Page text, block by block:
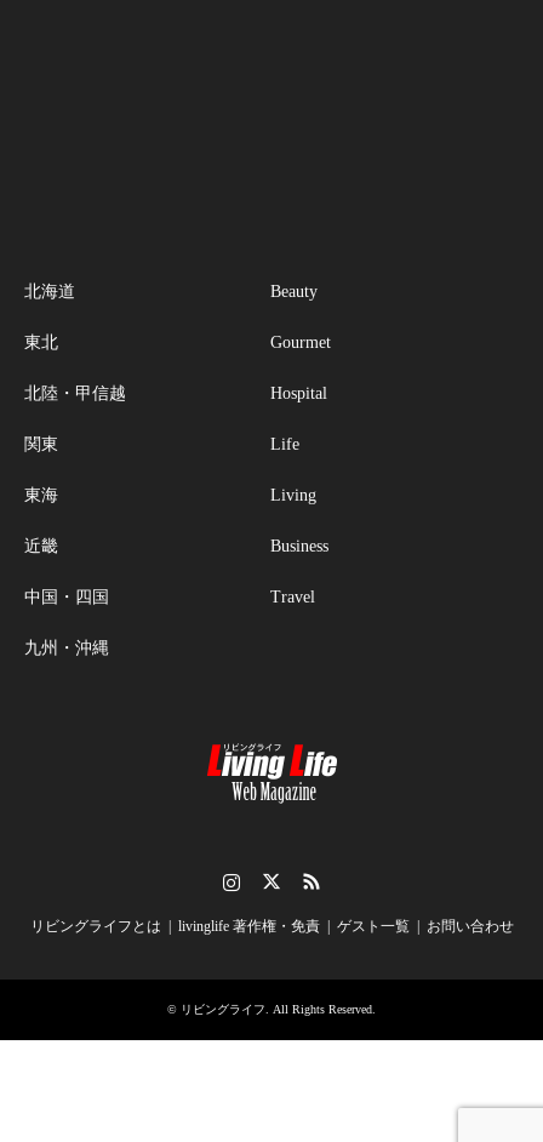
北海道
東北
北陸・甲信越
関東
東海
近畿
中国・四国
九州・沖縄
Beauty
Gourmet
Hospital
Life
Living
Business
Travel
リビングライフとは livinglife 著作権・免責 ゲスト一覧 お問い合わせ
© リビングライフ . All Rights Reserved.